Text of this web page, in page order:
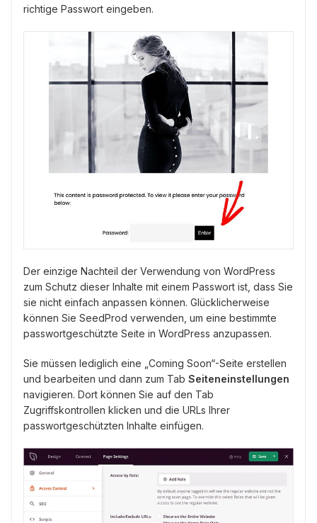
richtige Passwort eingeben.
Der einzige Nachteil der Verwendung von WordPress
zum Schutz dieser Inhalte mit einem Passwort ist, dass Sie
sie nicht einfach anpassen können. Glücklicherweise
können Sie SeedProd verwenden, um eine bestimmte
passwortgeschützte Seite in WordPress anzupassen.
Sie müssen lediglich eine „Coming Soon“-Seite erstellen
und bearbeiten und dann zum Tab Seiteneinstellungen
navigieren. Dort können Sie auf den Tab
Zugriffskontrollen klicken und die URLs Ihrer
passwortgeschützten Inhalte einfügen.